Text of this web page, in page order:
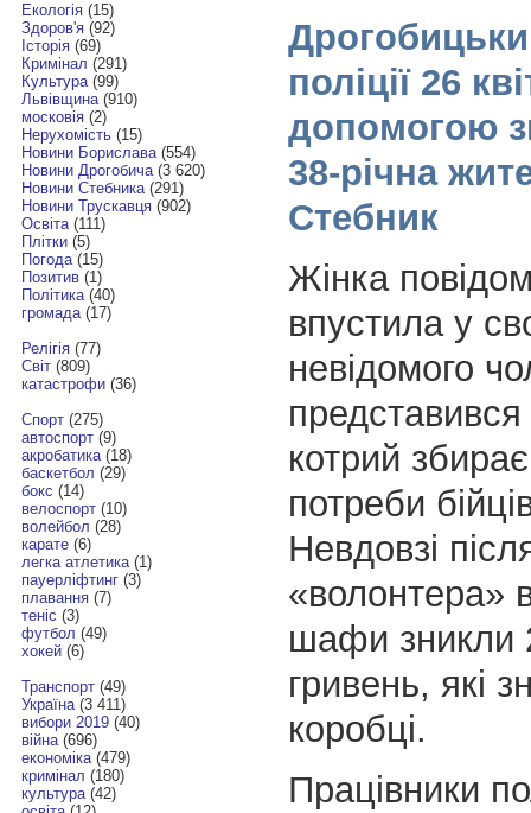
Екологія(15)
Здоров'я(92)
Історія(69)
Кримінал (291)
Культура(99)
Львівщина(910)
московія(2)
Нерухомість(15)
Новини Борислава(554)
Новини Дрогобича(3 620)
Новини Стебника(291)
Новини Трускавця(902)
Освіта(111)
Плітки(5)
Погода(15)
Позитив(1)
Політика(40)
громада(17)
Релігія(77)
Світ(809)
катастрофи(36)
Спорт(275)
автоспорт(9)
акробатика(18)
баскетбол (29)
бокс (14)
велоспорт(10)
волейбол (28)
карате(6)
легка атлетика(1)
пауерліфтинг(3)
плавання(7)
теніс (3)
футбол (49)
хокей(6)
Транспорт(49)
Україна(3 411)
вибори 2019(40)
війна(696)
економіка(479)
кримінал (180)
культура(42)
поліції 26
допомогою
38-річна
Стебник
Жінка
впустила у
невідомого
котрий
потреби
Невдовзі
«волонтера»
шафи зникли
гривень, які
коробці.
Працівники